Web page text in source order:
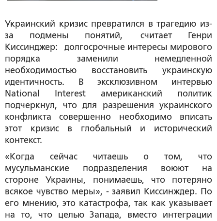
Украинский кризис превратился в трагедию из-
за подмены понятий, считает Генри
Киссинджер: долгосрочные интересы мирового
порядка заменили немедленной
необходимостью восстановить украинскую
идентичность. В эксклюзивном интервью
National Interest американский политик
подчеркнул, что для разрешения украинского
конфликта совершенно необходимо вписать
этот кризис в глобальный и исторический
контекст.
« Когда сейчас читаешь о том, что
мусульманские подразделения воюют на
стороне Украины, понимаешь, что потеряно
всякое чувство меры», - заявил Киссинждер. По
его мнению, это катастрофа, так как указывает
на то, что целью Запада, вместо интеграции